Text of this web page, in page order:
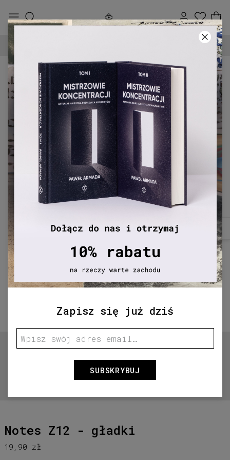
Przytrzymaj aby powiększyć
Notes Z12 - gładki
19,90 zł
Zapisz się już dziś
SUBSKRYBUJ